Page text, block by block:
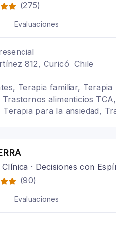
(275)
Evaluaciones
812, Curicó, Chile
Terapia familiar, Terapia
Trastornos alimenticios
para la ansiedad,
· Decisiones con
(90)
Evaluaciones